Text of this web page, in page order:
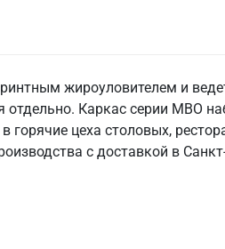
жироуловителем и
Каркас серии МВО
цеха столовых,
с доставкой в